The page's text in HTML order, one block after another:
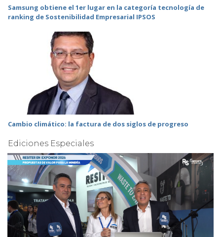
Samsung obtiene el 1er lugar en la categoría tecnología de
ranking de Sostenibilidad Empresarial IPSOS
Cambio climático: la factura de dos siglos de progreso
Ediciones Especiales